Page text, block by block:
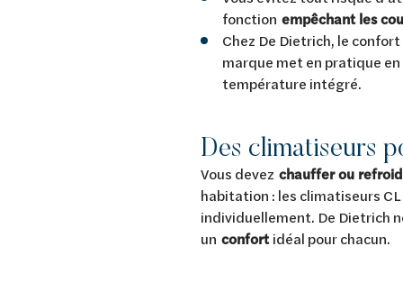
fonction empêchant les
Chez De Dietrich, le
marque met en pratique
température intégré.
Des climatiseurs
Vous devez chauffer ou
habitation : les climatiseurs
individuellement. De Dietrich
un confortidéal pour chacun.